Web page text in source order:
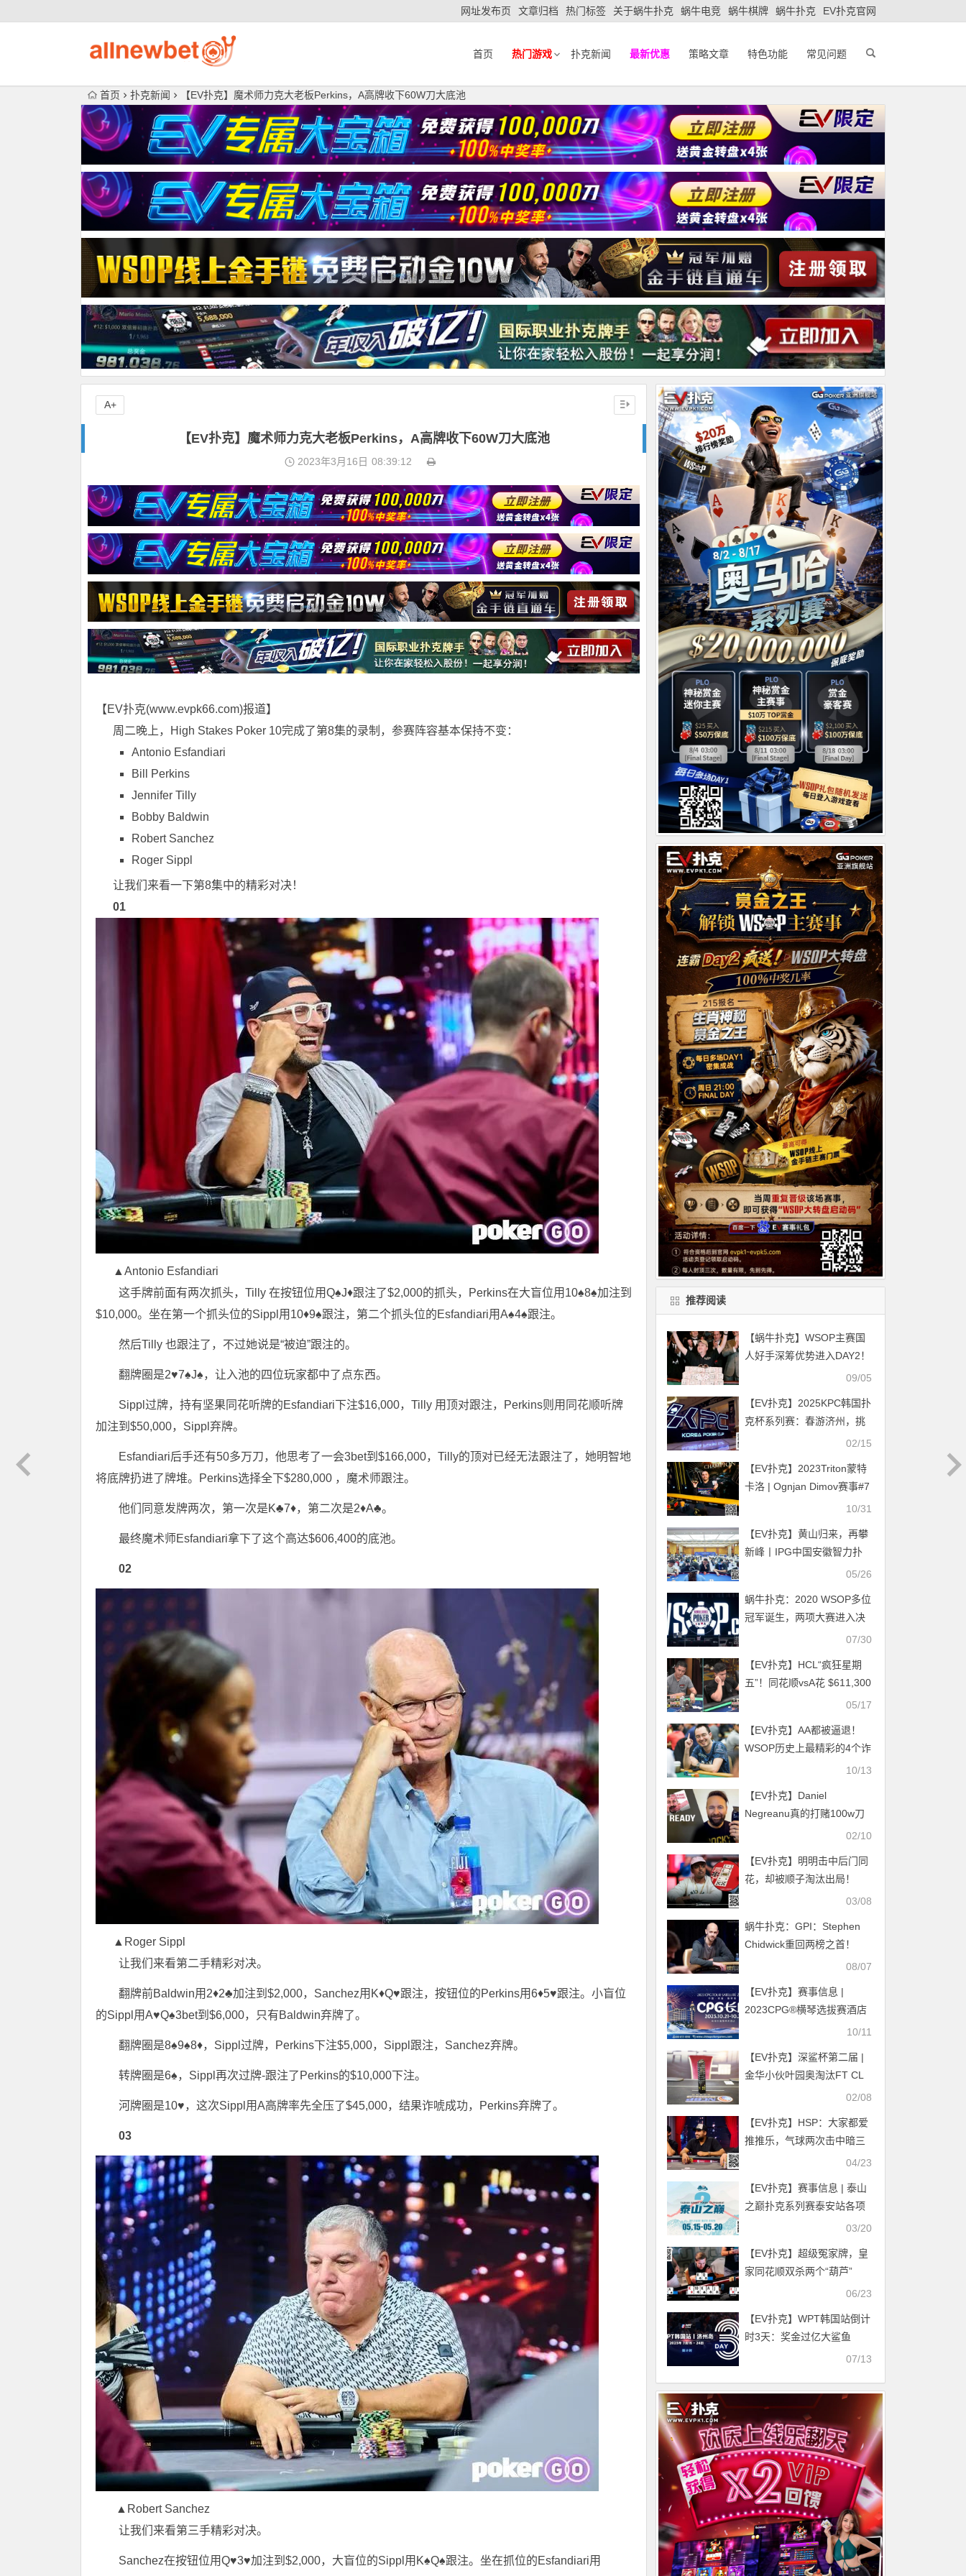
网址发布页 文章归档 热门标签 关于蜗牛扑克 蜗牛电竞 蜗牛棋牌 蜗牛扑克 EV扑克官网
首页 热门游戏 扑克新闻 最新优惠 策略文章 特色功能 常见问题
首页 扑克新闻 【EV扑克】魔术师力克大老板Perkins，A高牌收下60W刀大底池
【EV扑克】魔术师力克大老板Perkins，A高牌收下60W刀大底池
2023年3月16日 08:39:12
【EV扑克(www.evpk66.com)报道】
周二晚上，High Stakes Poker 10完成了第8集的录制，参赛阵容基本保持不变：
Antonio Esfandiari
Bill Perkins
Jennifer Tilly
Bobby Baldwin
Robert Sanchez
Roger Sippl
让我们来看一下第8集中的精彩对决！
01
▲Antonio Esfandiari
这手牌前面有两次抓头，Tilly 在按钮位用Q♠J♦跟注了$2,000的抓头，Perkins在大盲位用10♠8♠加注到
$10,000。坐在第一个抓头位的Sippl用10♦9♠跟注，第二个抓头位的Esfandiari用A♠4♠跟注。
然后Tilly 也跟注了，不过她说是“被迫”跟注的。
翻牌圈是2♥7♠J♠，让入池的四位玩家都中了点东西。
Sippl过牌，持有坚果同花听牌的Esfandiari下注$16,000，Tilly 用顶对跟注，Perkins则用同花顺听牌
加注到$50,000，Sippl弃牌。
Esfandiari后手还有50多万刀，他思考了一会3bet到$166,000，Tilly的顶对已经无法跟注了，她明智地
将底牌扔进了牌堆。Perkins选择全下$280,000 ，魔术师跟注。
他们同意发牌两次，第一次是K♣7♦，第二次是2♦A♣。
最终魔术师Esfandiari拿下了这个高达$606,400的底池。
02
▲Roger Sippl
让我们来看第二手精彩对决。
翻牌前Baldwin用2♦2♣加注到$2,000，Sanchez用K♦Q♥跟注，按钮位的Perkins用6♦5♥跟注。小盲位
的Sippl用A♥Q♠3bet到$6,000，只有Baldwin弃牌了。
翻牌圈是8♠9♠8♦，Sippl过牌，Perkins下注$5,000，Sippl跟注，Sanchez弃牌。
转牌圈是6♠，Sippl再次过牌-跟注了Perkins的$10,000下注。
河牌圈是10♥，这次Sippl用A高牌率先全压了$45,000，结果诈唬成功，Perkins弃牌了。
03
▲Robert Sanchez
让我们来看第三手精彩对决。
Sanchez在按钮位用Q♥3♥加注到$2,000，大盲位的Sippl用K♠Q♠跟注。坐在抓位的Esfandiari用
A+
推荐阅读
【蜗牛扑克】WSOP主赛国
人好手深筹优势进入DAY2！
只要5刀报名，你也能成就传
09/05
【EV扑克】2025KPC韩国扑
克杯系列赛：春游济州，挑
02/15
【EV扑克】2023Triton蒙特
卡洛 | Ognjan Dimov赛事#7
夺冠 中国香港美女Janissa
10/31
【EV扑克】黄山归来，再攀
新峰丨IPG中国安徽智力扑
克大赛合肥站首演圆满落幕
05/26
蜗牛扑克：2020 WSOP多位
冠军诞生，两项大赛进入决
07/30
【EV扑克】HCL“疯狂星期
五”！同花顺vsA花 $611,300
05/17
【EV扑克】AA都被逼退！
WSOP历史上最精彩的4个诈
10/13
【EV扑克】Daniel
Negreanu真的打赌100w刀
吗？大师赛3周年庆一切都是
02/10
【EV扑克】明明击中后门同
花，却被顺子淘汰出局！
03/08
蜗牛扑克：GPI：Stephen
Chidwick重回两榜之首！
08/07
【EV扑克】赛事信息 |
2023CPG®️横琴选拔赛酒店
10/11
【EV扑克】深鲨杯第二届 |
金华小伙叶园奥淘汰FT CL
芮博翔荣获深鲨杯冠军！02/08
【EV扑克】HSP：大家都爱
推推乐，气球两次击中暗三
04/23
【EV扑克】赛事信息 | 泰山
之巅扑克系列赛泰安站各项
事宜全部办结，荣誉与奖励
03/20
【EV扑克】超级冤家牌，皇
家同花顺双杀两个“葫芦”
06/23
【EV扑克】WPT韩国站倒计
时3天：奖金过亿大鲨鱼
Steve O’Dwyer确认出席主
07/13